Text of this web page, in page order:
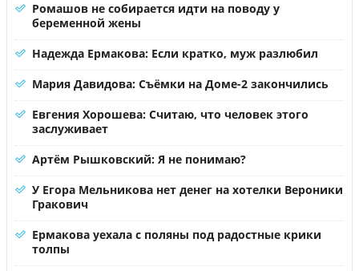
Ромашов не собирается идти на поводу у
беременной жены
Надежда Ермакова: Если кратко, муж разлюбил
Мария Давидова: Съёмки на Доме-2 закончились
Евгения Хорошева: Считаю, что человек этого
заслуживает
Артём Рышковский: Я не понимаю?
У Егора Мельникова нет денег на хотелки Вероники
Гракович
Ермакова уехала с поляны под радостные крики
толпы